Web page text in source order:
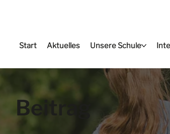
Start Aktuelles Unsere Schule
Beitrag